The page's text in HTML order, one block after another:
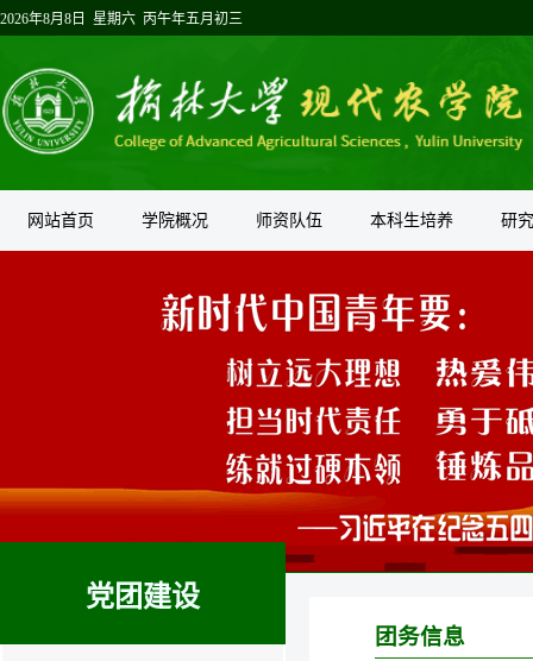
2026年8月8日 星期六 丙午年五月初三
网站首页 学院概况 师资队伍 本科生培养 研
党团建设
团务信息